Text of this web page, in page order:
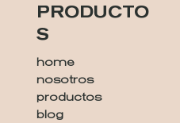
PRODUCTO
S
home
nosotros
productos
blog